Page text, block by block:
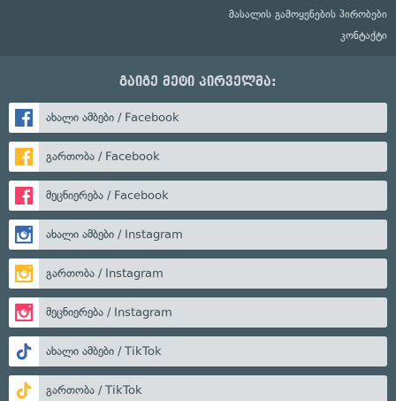
მასალის გამოყენების პირობები
კონტაქტი
გაიგე მეტი პირველმა:
ახალი ამბები / Facebook
გართობა / Facebook
მეცნიერება / Facebook
ახალი ამბები / Instagram
გართობა / Instagram
მეცნიერება / Instagram
ახალი ამბები / TikTok
გართობა / TikTok